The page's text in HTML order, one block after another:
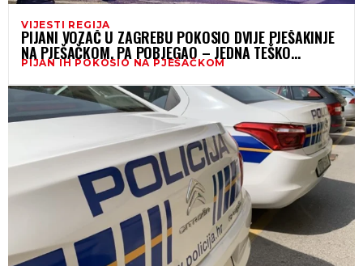
VIJESTI REGIJA
PIJANI VOZAČ U ZAGREBU POKOSIO DVIJE PJEŠAKINJE
NA PJEŠAČKOM, PA POBJEGAO – JEDNA TEŠKO
OZLIJEĐENA
PIJAN IH POKOSIO NA PJEŠAČKOM